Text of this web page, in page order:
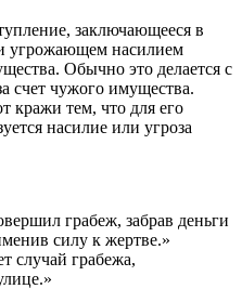
заключающееся в
угрожающем насилием
Обычно это делается с
счет чужого имущества.
кражи тем, что для его
насилие или угроза
грабеж, забрав деньги
силу к жертве.»
случай грабежа,